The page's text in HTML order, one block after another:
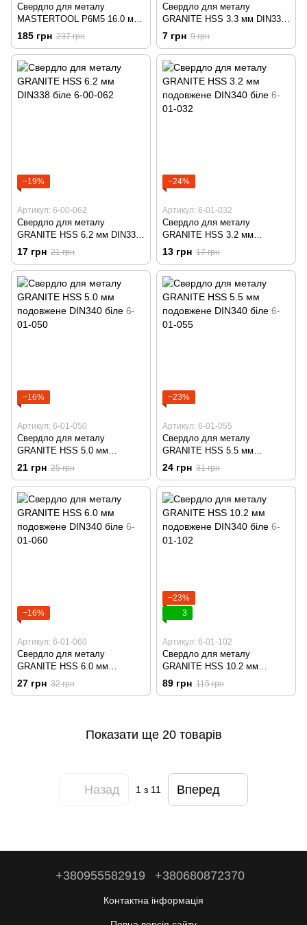
Свердло для металу
MASTERTOOL Р6М5 16.0 мм
біле 10-1160
185 грн 237 грн
Свердло для металу
GRANITE HSS 3.3 мм DIN338
біле 6-00-033
7 грн 9 грн
−19%
Артикул: 6-00-062
Свердло для металу
GRANITE HSS 6.2 мм DIN338
біле 6-00-062
17 грн 21 грн
−24%
Артикул: 6-01-032
Свердло для металу
GRANITE HSS 3.2 мм
подовжене DIN340 біле 6-01-
13 грн 17 грн
−16%
Артикул: 6-01-050
Свердло для металу
GRANITE HSS 5.0 мм
подовжене DIN340 біле 6-01-
21 грн 25 грн
−23%
Артикул: 6-01-055
Свердло для металу
GRANITE HSS 5.5 мм
подовжене DIN340 біле 6-01-
24 грн 31 грн
−16%
Артикул: 6-01-060
Свердло для металу
GRANITE HSS 6.0 мм
подовжене DIN340 біле 6-01-
27 грн 32 грн
−23%
3
Артикул: 6-01-102
Свердло для металу
GRANITE HSS 10.2 мм
подовжене DIN340 біле 6-01-
89 грн 115 грн
Показати ще 20 товарів
Назад 1 з 11 Вперед
+380955582919 +380680872370
Контактна інформація